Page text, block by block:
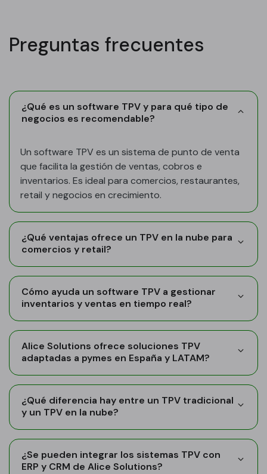
Preguntas frecuentes
¿Qué es un software TPV y para qué tipo de
negocios es recomendable?
Un software TPV es un sistema de punto de venta
que facilita la gestión de ventas, cobros e
inventarios. Es ideal para comercios, restaurantes,
retail y negocios en crecimiento.
¿Qué ventajas ofrece un TPV en la nube para
comercios y retail?
Cómo ayuda un software TPV a gestionar
inventarios y ventas en tiempo real?
Alice Solutions ofrece soluciones TPV
adaptadas a pymes en España y LATAM?
¿Qué diferencia hay entre un TPV tradicional
y un TPV en la nube?
¿Se pueden integrar los sistemas TPV con
ERP y CRM de Alice Solutions?